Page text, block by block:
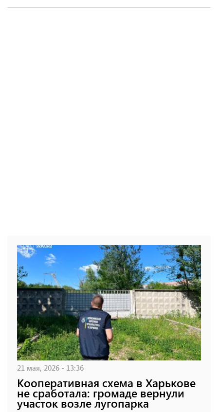
21 мая, 2026 - 13:36
Кооперативная схема в Харькове
не сработала: громаде вернули
участок возле лугопарка